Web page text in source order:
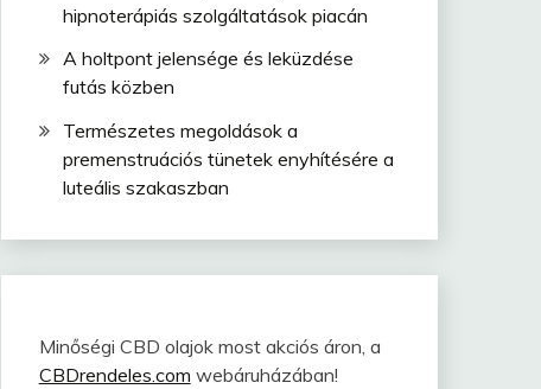
hipnoterápiás szolgáltatások piacán
A holtpont jelensége és leküzdése
futás közben
Természetes megoldások a
premenstruációs tünetek enyhítésére a
luteális szakaszban
Minőségi CBD olajok most akciós áron, a
CBDrendeles.com webáruházában!